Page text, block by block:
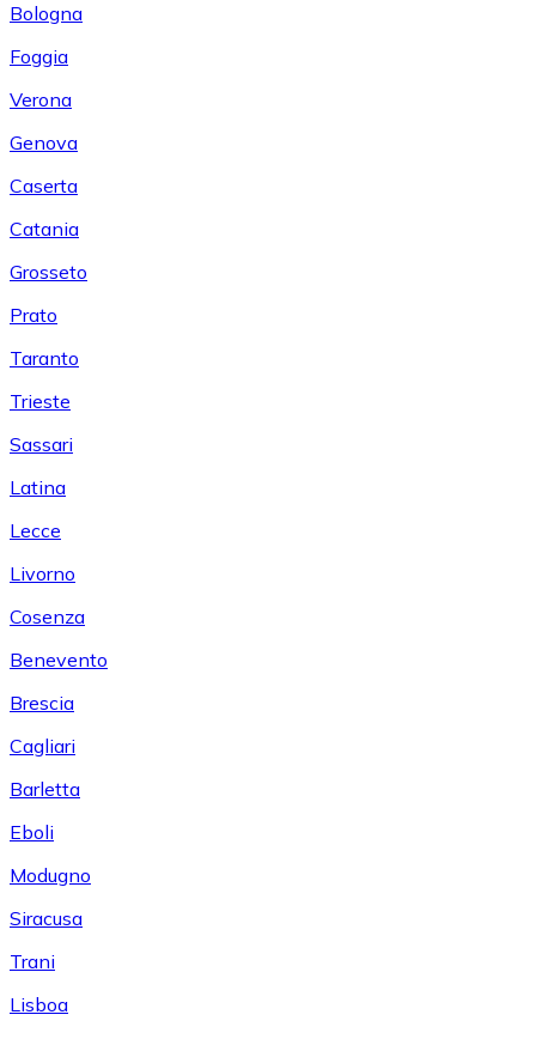
Bologna
Foggia
Verona
Genova
Caserta
Catania
Grosseto
Prato
Taranto
Trieste
Sassari
Latina
Lecce
Livorno
Cosenza
Benevento
Brescia
Cagliari
Barletta
Eboli
Modugno
Siracusa
Trani
Lisboa